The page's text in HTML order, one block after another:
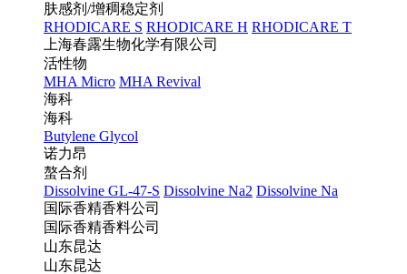
肤感剂/增稠稳定剂
RHODICARE S RHODICARE H RHODICARE T
上海春露生物化学有限公司
活性物
MHA Micro MHA Revival
海科
海科
Butylene Glycol
诺力昂
螯合剂
Dissolvine GL-47-S Dissolvine Na2 Dissolvine Na
国际香精香料公司
国际香精香料公司
山东昆达
山东昆达